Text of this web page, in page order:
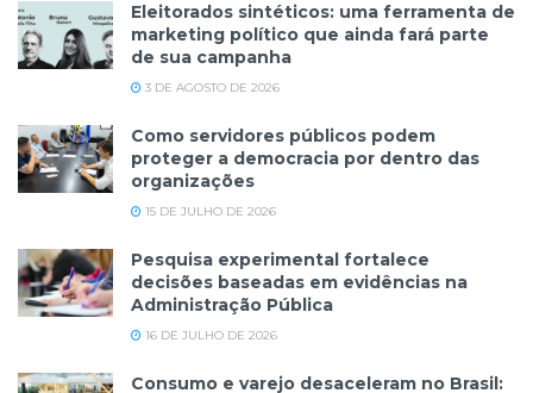
Eleitorados sintéticos: uma ferramenta de
marketing político que ainda fará parte
de sua campanha
3 DE AGOSTO DE 2026
Como servidores públicos podem
proteger a democracia por dentro das
organizações
15 DE JULHO DE 2026
Pesquisa experimental fortalece
decisões baseadas em evidências na
Administração Pública
16 DE JULHO DE 2026
Consumo e varejo desaceleram no Brasil: